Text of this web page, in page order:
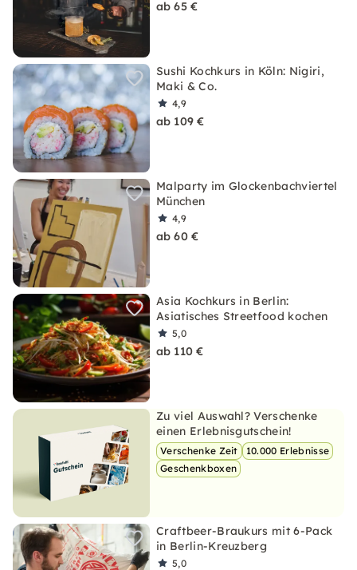
ab 65 €
Sushi Kochkurs in Köln: Nigiri,
Maki & Co.
4,9
ab 109 €
Malparty im Glockenbachviertel
München
4,9
ab 60 €
Asia Kochkurs in Berlin:
Asiatisches Streetfood kochen
5,0
ab 110 €
Zu viel Auswahl? Verschenke
einen Erlebnisgutschein!
Verschenke Zeit
10.000 Erlebnisse
Geschenkboxen
Craftbeer-Braukurs mit 6-Pack
in Berlin-Kreuzberg
5,0